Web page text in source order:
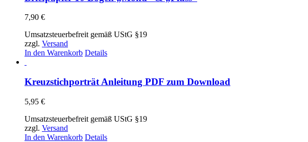
7,90 €
Umsatzsteuerbefreit gemäß UStG §19
zzgl. Versand
In den Warenkorb Details
Kreuzstichporträt Anleitung PDF zum Download
5,95 €
Umsatzsteuerbefreit gemäß UStG §19
zzgl. Versand
In den Warenkorb Details